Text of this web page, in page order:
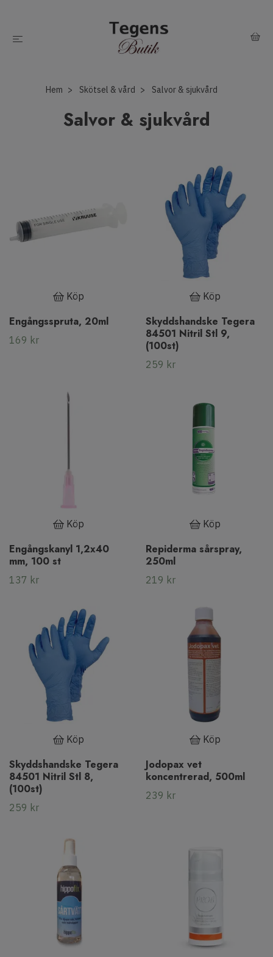
Hem Skötsel & vård Salvor & sjukvård
Salvor & sjukvård
Köp
Engångsspruta, 20ml
169 kr
Köp
Skyddshandske Tegera
84501 Nitril Stl 9,
(100st)
259 kr
Köp
Engångskanyl 1,2x40
mm, 100 st
137 kr
Köp
Repiderma sårspray,
250ml
219 kr
Köp
Skyddshandske Tegera
84501 Nitril Stl 8,
(100st)
259 kr
Köp
Jodopax vet
koncentrerad, 500ml
239 kr